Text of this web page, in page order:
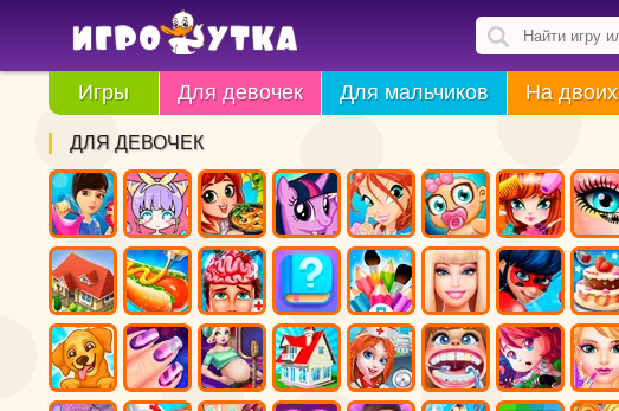
Игры Для девочек Для мальчиков На двоих
ДЛЯ ДЕВОЧЕК